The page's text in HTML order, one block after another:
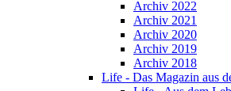
Archiv 2022
Archiv 2021
Archiv 2020
Archiv 2019
Archiv 2018
Life - Das Magazin aus